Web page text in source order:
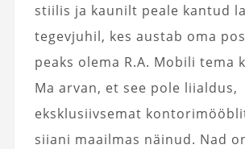
stiilis ja kaunilt peale kantud
tegevjuhil, kes austab oma
peaks olema R.A. Mobili tema
Ma arvan, et see pole liialdus,
eksklusiivsemat
siiani maailmas näinud. Nad